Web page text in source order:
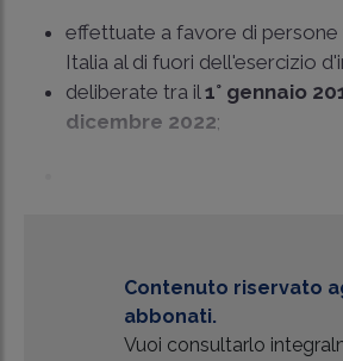
effettuate a favore di persone
Italia al di fuori dell'esercizio
deliberate tra il1° gennaio
dicembre 2022;
Contenuto riservato
abbonati.
Vuoi consultarlo